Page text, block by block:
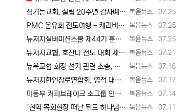
등록자
복음뉴스 등록일
07.25
섬기는교회, 설립 20주년 감사예배 및 임직식 --- "이제 더 힘차게 창공을 날자" [2026년 7월 25일 토요일 자 뉴욕일보 기사] ==>…
등록자
복음뉴스 등록일
07.25
PMC 온유회 전도여행 - 캐리비언 크루즈 2027 안내 ==> https://www.bogeumnews.com/gnu54/bbs/board.p…
등록자
복음뉴스 등록일
07.25
뉴저지실버미션스쿨 제44기 훈련생 모집 안내 ==> https://www.bogeumnews.com/gnu54/bbs/board.php?bo_t…
등록자
복음뉴스 등록일
07.21
뉴저지교협, 호산나 전도 대회 제2차 준비 기도회 --- "사람이 아니라 하나님께서 일하신다" [2026년 7월 21일 화요일 자 뉴욕일보 기사…
등록자
복음뉴스 등록일
07.18
뉴욕교협 회장 선거 관련 소송, 청구인 측 "법원 조속한 결정과 심리ㅜ 요청" [2026년 7월 18일 토요일 자 뉴욕일보 기사] ==> htt…
등록자
복음뉴스 등록일
07.17
뉴저지한인장로연합회, 영적 대각성 기도회 --- "우리의 기준은 하나님 말씀" [2026년 7월 17일 금요일 자 뉴욕일보 기사] ==> htt…
등록자
복음뉴스 등록일
07.14
미동부 커피브레이크 소그룹 인도자 워크숍 8월 15일 더바인교회 + 필그림선교교회서 [2026년 7월 14일 화요일 자 뉴욕일보 기사] ==> …
등록자
복음뉴스 등록일
07.11
"현역 목회현장 떠난 뒤도 하나님 능력 + 은혜 다음 세대에 전하는 사명 계속" [2026년 7월 11일일 토요일 자 뉴욕일보 기사] ==> …